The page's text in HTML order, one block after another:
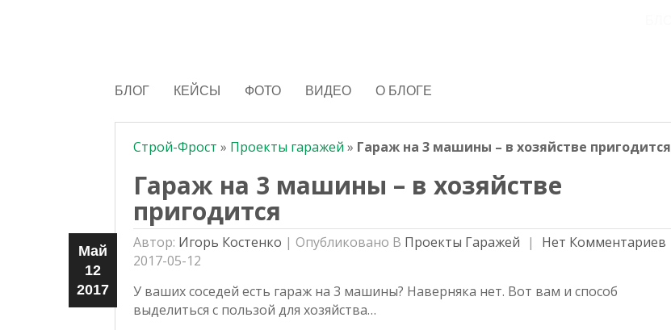
БЛОГ КЕЙСЫ ФОТО ВИДЕО О БЛОГЕ
Строй-Фрост » Проекты гаражей » Гараж на 3 машины – в хозяйстве пригодится
Гараж на 3 машины – в хозяйстве
пригодится
Автор: Игорь Костенко |
Май
12
2017
Опубликовано В Проекты Гаражей Нет Комментариев
2017-05-12
У ваших соседей есть гараж на 3 машины? Наверняка нет. Вот вам и способ
выделиться с пользой для хозяйства…